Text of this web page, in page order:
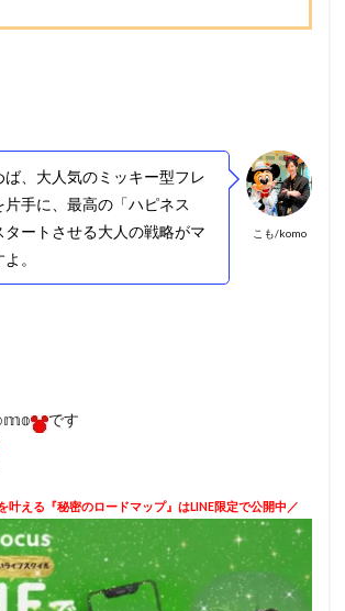
こも/komo
ば、大人気のミッキー型フレ
片手に、最高の「ハピネス
タートさせる大人の戦略がマ
。
です
叶える『秘密のロードマップ』はLINE限定で公開中／